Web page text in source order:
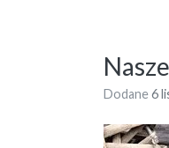
Dodane6